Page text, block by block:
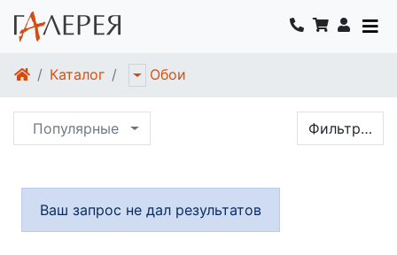
Каталог Обои
Популярные Фильтр…
Ваш запрос не дал результатов